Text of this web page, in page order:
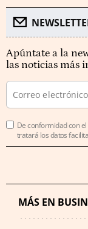
Apúntate a la
las noticias más
De conformidad con el
tratará los datos
MÁS EN